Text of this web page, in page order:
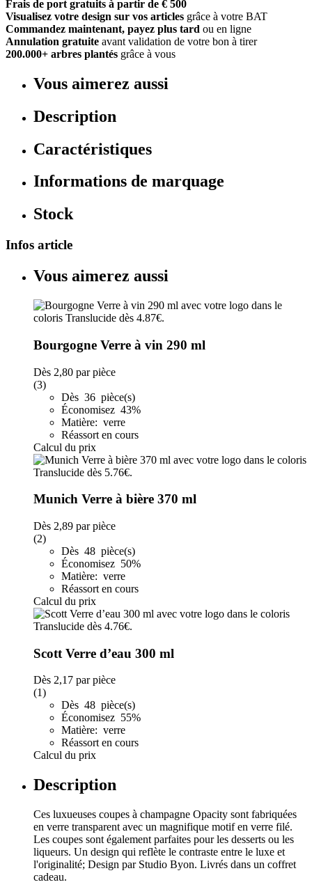
Frais de port gratuits à partir de € 500
Visualisez votre design sur vos articles grâce à votre BAT
Commandez maintenant, payez plus tard ou en ligne
Annulation gratuite avant validation de votre bon à tirer
200.000+ arbres plantés grâce à vous
Vous aimerez aussi
Description
Caractéristiques
Informations de marquage
Stock
Infos article
Vous aimerez aussi
Bourgogne Verre à vin 290 ml
Dès 2,80 par pièce
(3)
Dès 36 pièce(s)
Économisez 43%
Matière: verre
Réassort en cours
Calcul du prix
Munich Verre à bière 370 ml
Dès 2,89 par pièce
(2)
Dès 48 pièce(s)
Économisez 50%
Matière: verre
Réassort en cours
Calcul du prix
Scott Verre d’eau 300 ml
Dès 2,17 par pièce
(1)
Dès 48 pièce(s)
Économisez 55%
Matière: verre
Réassort en cours
Calcul du prix
Description
Ces luxueuses coupes à champagne Opacity sont fabriquées
en verre transparent avec un magnifique motif en verre filé.
Les coupes sont également parfaites pour les desserts ou les
liqueurs. Un design qui reflète le contraste entre le luxe et
l'originalité; Design par Studio Byon. Livrés dans un coffret
cadeau.